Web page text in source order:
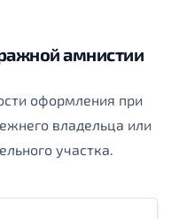
амнистии
оформления при
владельца или
участка.